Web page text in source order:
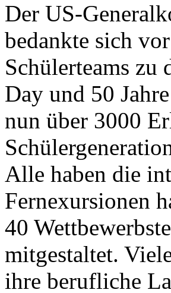
Der US-
bedankte sich
Schülerteams zu
Day und 50
nun über 3000
Alle haben die
Fernexursionen
40
mitgestaltet.
ihre berufliche